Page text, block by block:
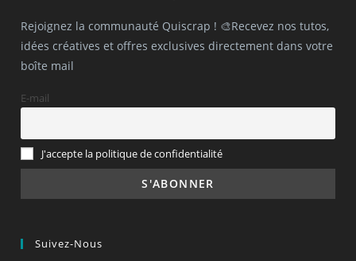
Rejoignez la communauté Quiscrap ! 🎨Recevez nos tutos,
idées créatives et offres exclusives directement dans votre
boîte mail
E-mail
J'accepte la politique de confidentialité
Suivez-Nous